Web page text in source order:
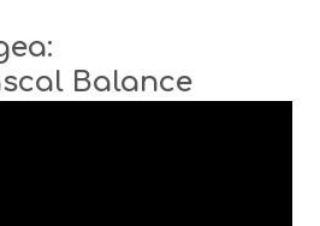
Balance